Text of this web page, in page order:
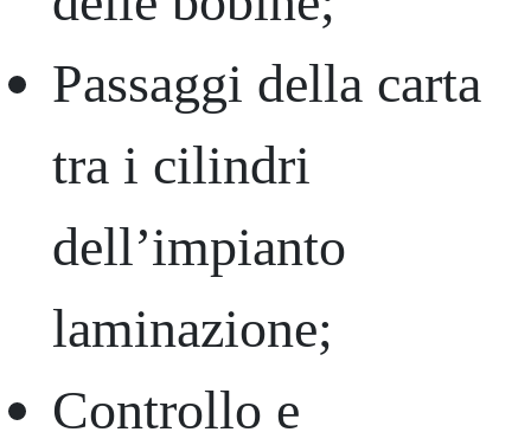
Passaggi della carta
tra i cilindri
dell’impianto
laminazione;
Controllo e